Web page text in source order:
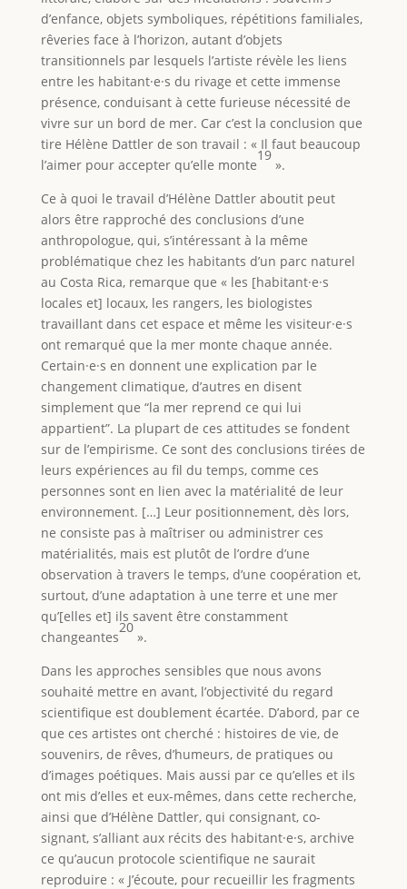
d’enfance, objets symboliques, répétitions familiales,
rêveries face à l’horizon, autant d’objets
transitionnels par lesquels l’artiste révèle les liens
entre les habitant·e·s du rivage et cette immense
présence, conduisant à cette furieuse nécessité de
vivre sur un bord de mer. Car c’est la conclusion que
tire Hélène Dattler de son travail : « Il faut beaucoup
l’aimer pour accepter qu’elle monte
19
».
Ce à quoi le travail d’Hélène Dattler aboutit peut
alors être rapproché des conclusions d’une
anthropologue, qui, s’intéressant à la même
problématique chez les habitants d’un parc naturel
au Costa Rica, remarque que « les [habitant·e·s
locales et] locaux, les rangers, les biologistes
travaillant dans cet espace et même les visiteur·e·s
ont remarqué que la mer monte chaque année.
Certain·e·s en donnent une explication par le
changement climatique, d’autres en disent
simplement que “la mer reprend ce qui lui
appartient”. La plupart de ces attitudes se fondent
sur de l’empirisme. Ce sont des conclusions tirées de
leurs expériences au fil du temps, comme ces
personnes sont en lien avec la matérialité de leur
environnement. […] Leur positionnement, dès lors,
ne consiste pas à maîtriser ou administrer ces
matérialités, mais est plutôt de l’ordre d’une
observation à travers le temps, d’une coopération et,
surtout, d’une adaptation à une terre et une mer
qu’[elles et] ils savent être constamment
changeantes
20
».
Dans les approches sensibles que nous avons
souhaité mettre en avant, l’objectivité du regard
scientifique est doublement écartée. D’abord, par ce
que ces artistes ont cherché : histoires de vie, de
souvenirs, de rêves, d’humeurs, de pratiques ou
d’images poétiques. Mais aussi par ce qu’elles et ils
ont mis d’elles et eux-mêmes, dans cette recherche,
ainsi que d’Hélène Dattler, qui consignant, co-
signant, s’alliant aux récits des habitant·e·s, archive
ce qu’aucun protocole scientifique ne saurait
reproduire : « J’écoute, pour recueillir les fragments